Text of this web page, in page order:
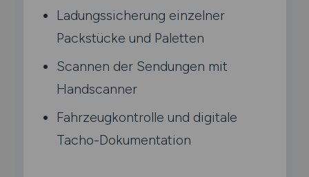
Ladungssicherung einzelner
Packstücke und Paletten
Scannen der Sendungen mit
Handscanner
Fahrzeugkontrolle und digitale
Tacho-Dokumentation